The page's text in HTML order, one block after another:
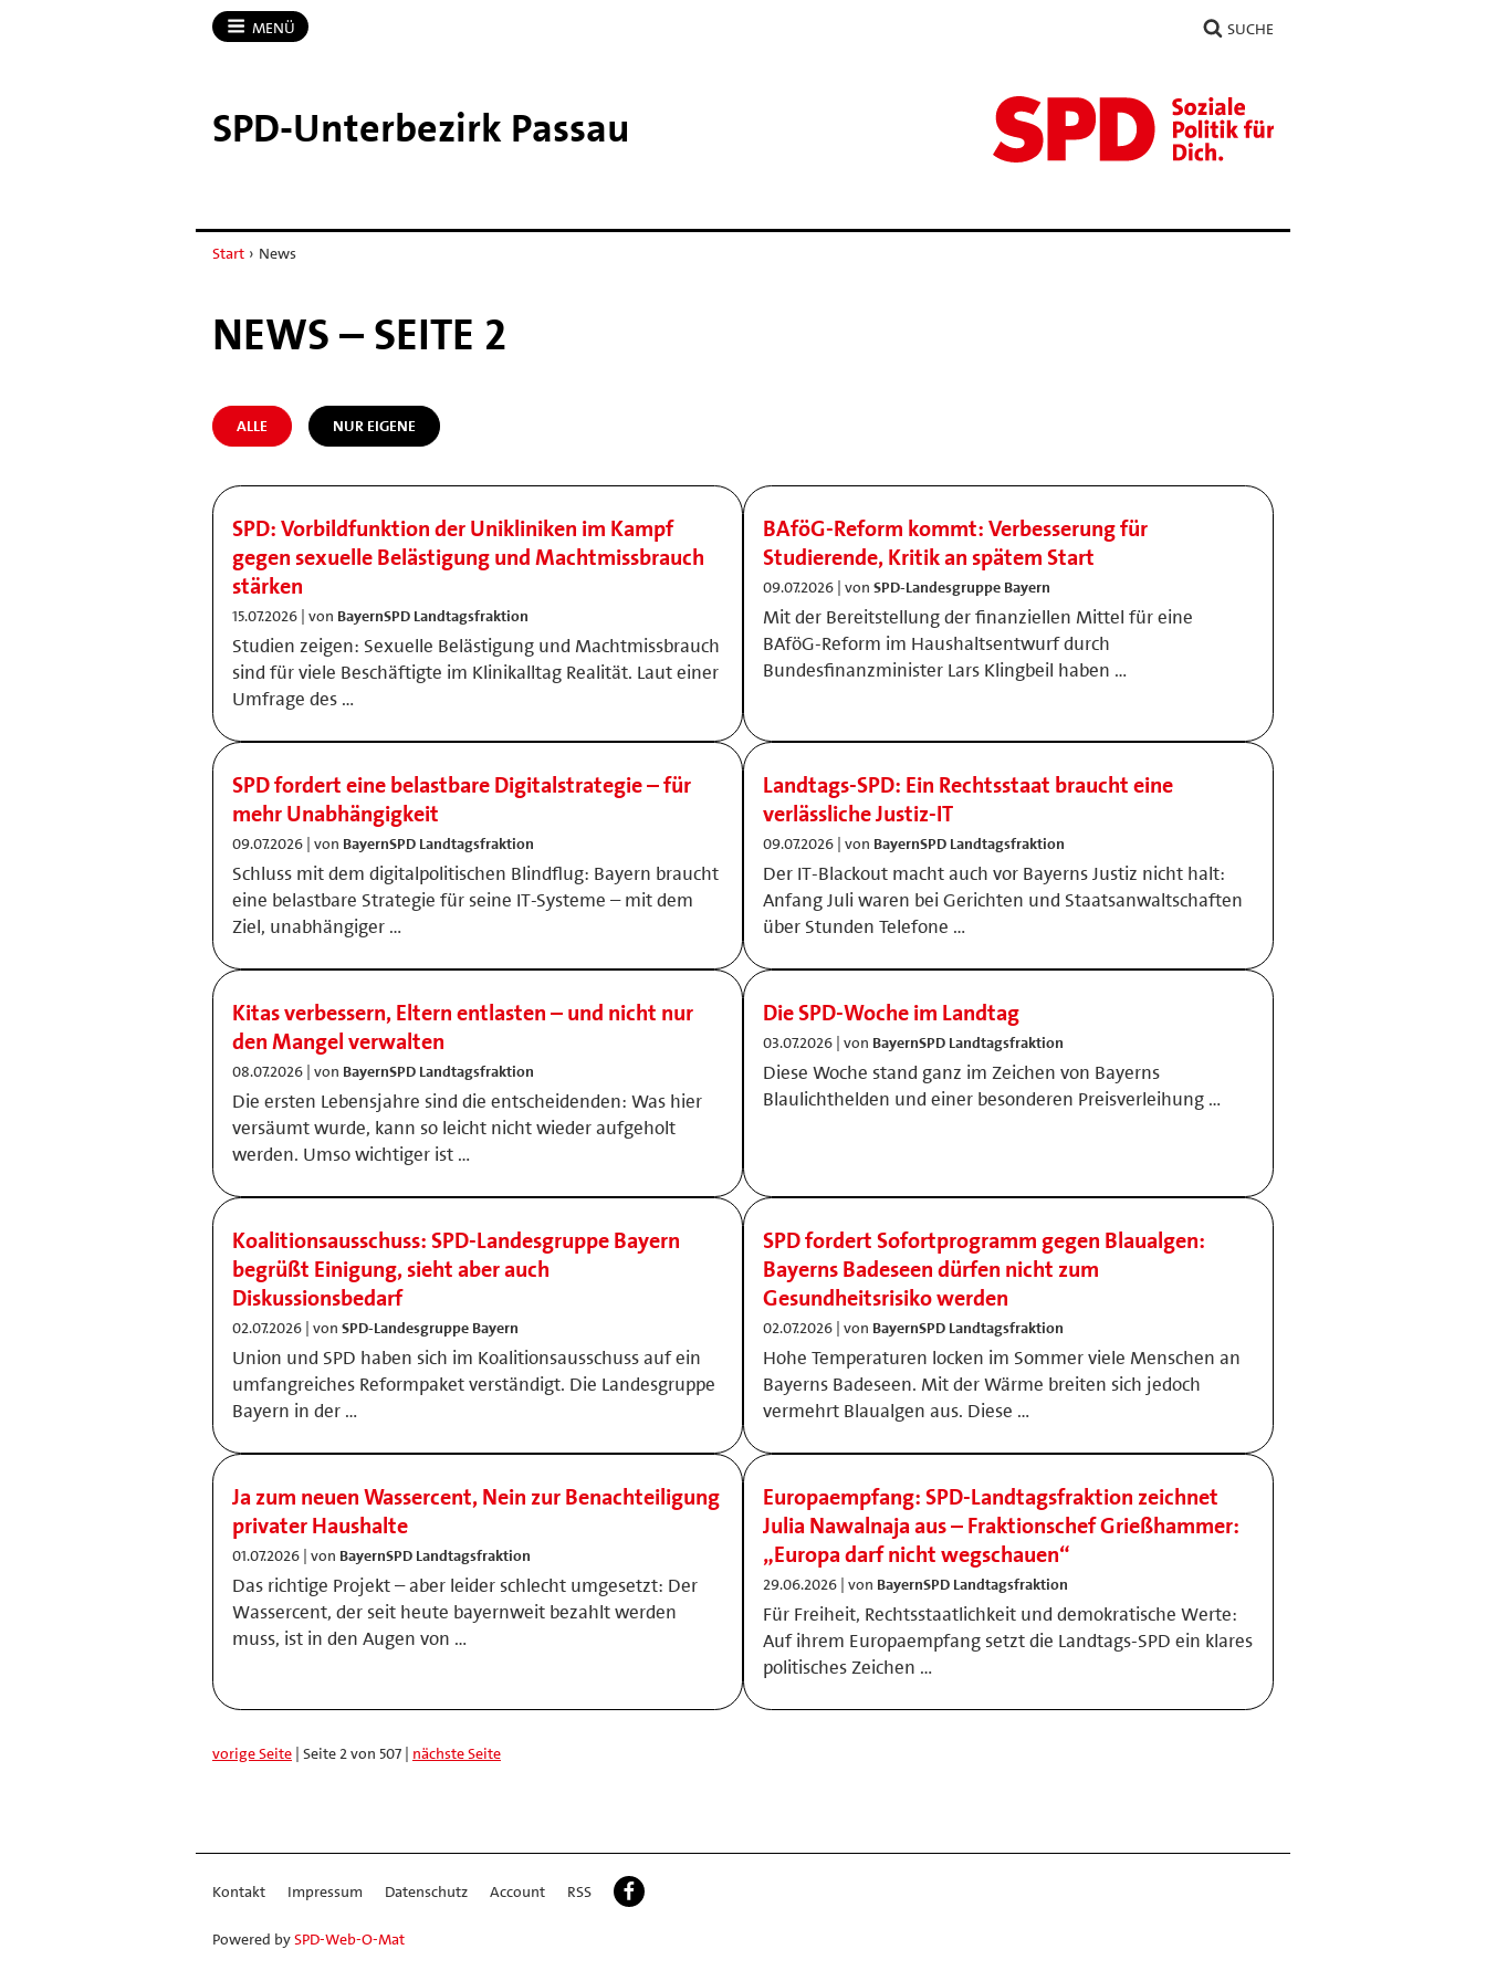
MENÜ SUCHE
SPD-​Unterbezirk Passau
Start › News
NEWS – SEITE 2
ALLE NUR EIGENE
SPD: Vorbildfunktion der Unikliniken im Kampf
gegen sexuelle Belästigung und Machtmissbrauch
stärken
15.07.2026 | von BayernSPD Landtagsfraktion
Studien zeigen: Sexuelle Belästigung und Machtmissbrauch
sind für viele Beschäftigte im Klinikalltag Realität. Laut einer
Umfrage des …
BAföG-Reform kommt: Verbesserung für
Studierende, Kritik an spätem Start
09.07.2026 | von SPD-Landesgruppe Bayern
Mit der Bereitstellung der finanziellen Mittel für eine
BAföG-Reform im Haushaltsentwurf durch
Bundesfinanzminister Lars Klingbeil haben …
SPD fordert eine belastbare Digitalstrategie – für
mehr Unabhängigkeit
09.07.2026 | von BayernSPD Landtagsfraktion
Schluss mit dem digitalpolitischen Blindflug: Bayern braucht
eine belastbare Strategie für seine IT-Systeme – mit dem
Ziel, unabhängiger …
Landtags-SPD: Ein Rechtsstaat braucht eine
verlässliche Justiz-IT
09.07.2026 | von BayernSPD Landtagsfraktion
Der IT-Blackout macht auch vor Bayerns Justiz nicht halt:
Anfang Juli waren bei Gerichten und Staatsanwaltschaften
über Stunden Telefone …
Kitas verbessern, Eltern entlasten – und nicht nur
den Mangel verwalten
08.07.2026 | von BayernSPD Landtagsfraktion
Die ersten Lebensjahre sind die entscheidenden: Was hier
versäumt wurde, kann so leicht nicht wieder aufgeholt
werden. Umso wichtiger ist …
Die SPD-Woche im Landtag
03.07.2026 | von BayernSPD Landtagsfraktion
Diese Woche stand ganz im Zeichen von Bayerns
Blaulichthelden und einer besonderen Preisverleihung …
Koalitionsausschuss: SPD-Landesgruppe Bayern
begrüßt Einigung, sieht aber auch
Diskussionsbedarf
02.07.2026 | von SPD-Landesgruppe Bayern
Union und SPD haben sich im Koalitionsausschuss auf ein
umfangreiches Reformpaket verständigt. Die Landesgruppe
Bayern in der …
SPD fordert Sofortprogramm gegen Blaualgen:
Bayerns Badeseen dürfen nicht zum
Gesundheitsrisiko werden
02.07.2026 | von BayernSPD Landtagsfraktion
Hohe Temperaturen locken im Sommer viele Menschen an
Bayerns Badeseen. Mit der Wärme breiten sich jedoch
vermehrt Blaualgen aus. Diese …
Ja zum neuen Wassercent, Nein zur Benachteiligung
privater Haushalte
01.07.2026 | von BayernSPD Landtagsfraktion
Das richtige Projekt – aber leider schlecht umgesetzt: Der
Wassercent, der seit heute bayernweit bezahlt werden
muss, ist in den Augen von …
Europaempfang: SPD-Landtagsfraktion zeichnet
Julia Nawalnaja aus – Fraktionschef Grießhammer:
„Europa darf nicht wegschauen“
29.06.2026 | von BayernSPD Landtagsfraktion
Für Freiheit, Rechtsstaatlichkeit und demokratische Werte:
Auf ihrem Europaempfang setzt die Landtags-SPD ein klares
politisches Zeichen …
vorige Seite | Seite 2 von 507 | nächste Seite
Kontakt Impressum Datenschutz Account RSS
Powered bySPD-Web-O-Mat